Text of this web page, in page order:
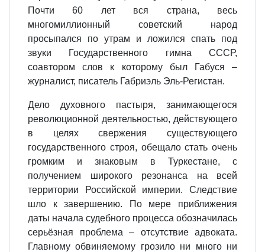
Почти 60 лет вся страна, весь
многомиллионный советский народ
просыпался по утрам и ложился спать под
звуки Государственного гимна СССР,
соавтором слов к которому был Габуся –
журналист, писатель Габриэль Эль-Регистан.
Дело духовного пастыря, занимающегося
революционной деятельностью, действующего
в целях свержения существующего
государственного строя, обещало стать очень
громким и знаковым в Туркестане, с
получением широкого резонанса на всей
территории Российской империи. Следствие
шло к завершению. По мере приближения
даты начала судебного процесса обозначилась
серьёзная проблема – отсутствие адвоката.
Главному обвиняемому грозило ни много ни